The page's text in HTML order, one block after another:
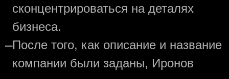
сконцентрироваться на деталях
бизнеса.
—После того, как описание и название
компании были заданы, Иронов